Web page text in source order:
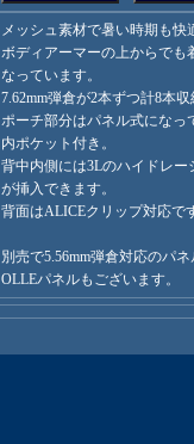
メッシュ素材で暑い時期も快
ボディアーマーの上からでも
なっています。
7.62mm弾倉が2本ずつ計8本収
ポーチ部分はパネル式になっ
内ポケット付き。
背中内側には3Lのハイドレー
が挿入できます。
背面はALICEクリップ対応で
別売で5.56mm弾倉対応のパ
OLLEパネルもございます。